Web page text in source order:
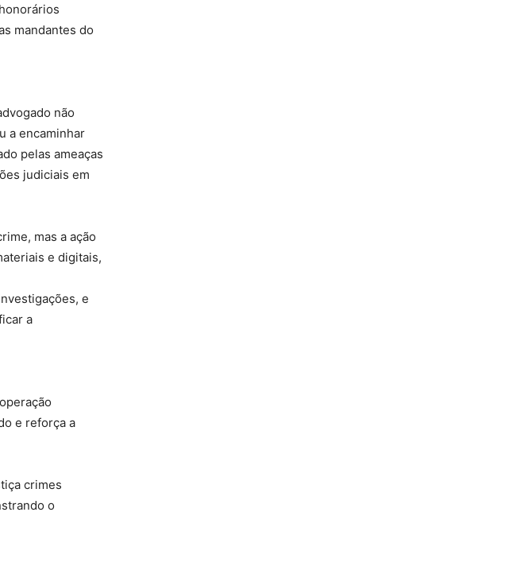
mandantes do
não
a encaminhar
pelas ameaças
judiciais em
mas a ação
e digitais,
e
a
e reforça a
crimes
o